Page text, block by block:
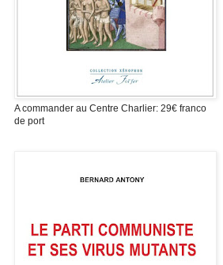
A commander au Centre Charlier: 29€ franco
de port